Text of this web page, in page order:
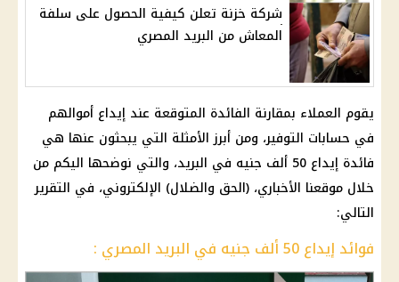
شركة خزنة تعلن كيفية الحصول على سلفة
المعاش من البريد المصري
يقوم العملاء بمقارنة الفائدة المتوقعة عند إيداع أموالهم
في حسابات التوفير، ومن أبرز الأمثلة التي يبحثون عنها هي
فائدة إيداع 50 ألف جنيه في البريد، والتي نوضحها اليكم من
خلال موقعنا الأخباري، (الحق والضلال) الإلكتروني، في التقرير
التالي:
فوائد إيداع 50 ألف جنيه في البريد المصري :